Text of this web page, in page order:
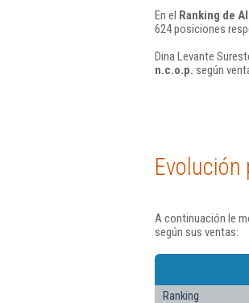
En el Ranking de
624 posiciones
Dina Levante
n.c.o.p. según
Evolución
A continuación le
según sus ventas:
Ranking